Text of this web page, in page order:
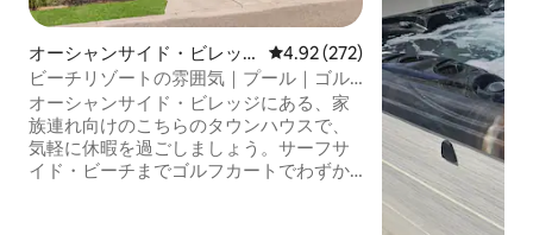
オーシャンサイド・ビレッ
ジの一軒家
レビュー272件、5つ星中4.92つ
4.92 (272)
ビーチリゾートの雰囲気｜プール｜ゴル
フカート｜スプラッシュパッド
オーシャンサイド・ビレッジにある、家
族連れ向けのこちらのタウンハウスで、
気軽に休暇を過ごしましょう。サーフサ
イド・ビーチまでゴルフカートでわずか5